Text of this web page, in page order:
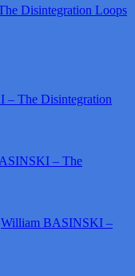
Disintegration Loops
The Disintegration
– The
William BASINSKI –